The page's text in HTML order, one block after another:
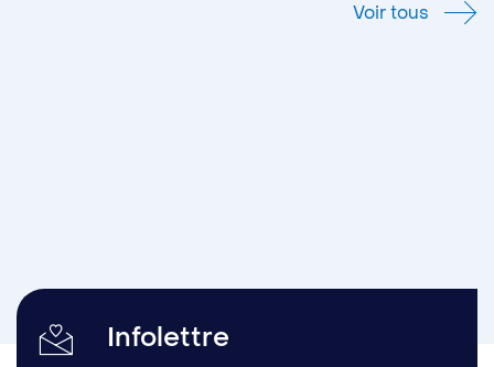
Voir tous
Infolettre